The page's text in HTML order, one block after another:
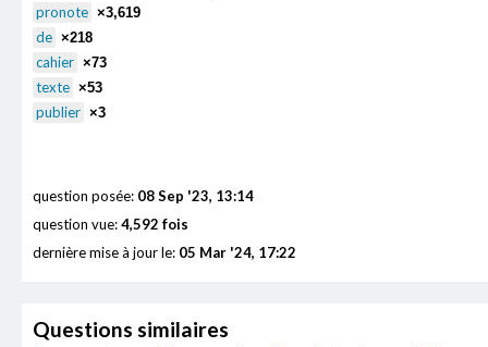
pronote ×3,619
de ×218
cahier ×73
texte ×53
publier ×3
question posée: 08 Sep '23, 13:14
question vue:4,592 fois
dernière mise à jour le: 05 Mar '24, 17:22
Questions similaires